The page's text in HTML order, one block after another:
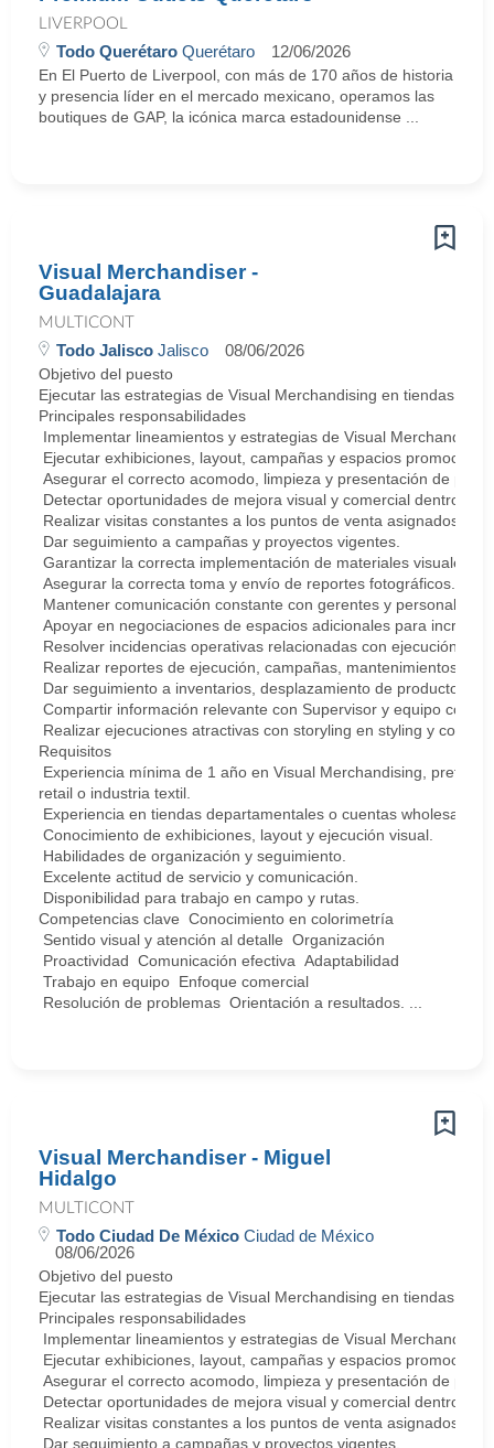
LIVERPOOL
Todo Querétaro Querétaro 12/06/2026
En El Puerto de Liverpool, con más de 170 años de historia
y presencia líder en el mercado mexicano, operamos las
boutiques de GAP, la icónica marca estadounidense ...
Visual Merchandiser -
Guadalajara
MULTICONT
Todo Jalisco Jalisco 08/06/2026
Objetivo del puesto
Ejecutar las estrategias de Visual Merchandising en tiendas
Principales responsabilidades
Implementar lineamientos y estrategias de Visual
Ejecutar exhibiciones, layout, campañas y espacios
Asegurar el correcto acomodo, limpieza y presentación de
Detectar oportunidades de mejora visual y comercial dentro de
Realizar visitas constantes a los puntos de venta asignados.
Dar seguimiento a campañas y proyectos vigentes.
Garantizar la correcta implementación de materiales visuales
Asegurar la correcta toma y envío de reportes fotográficos.
Mantener comunicación constante con gerentes y personal de
Apoyar en negociaciones de espacios adicionales para
Resolver incidencias operativas relacionadas con ejecución
Realizar reportes de ejecución, campañas, mantenimientos,
Dar seguimiento a inventarios, desplazamiento de producto y
Compartir información relevante con Supervisor y equipo
Realizar ejecuciones atractivas con storyling en styling y
Requisitos
Experiencia mínima de 1 año en Visual Merchandising,
retail o industria textil.
Experiencia en tiendas departamentales o cuentas wholesale.
Conocimiento de exhibiciones, layout y ejecución visual.
Habilidades de organización y seguimiento.
Excelente actitud de servicio y comunicación.
Disponibilidad para trabajo en campo y rutas.
Competencias clave Conocimiento en colorimetría
Sentido visual y atención al detalle Organización
Proactividad Comunicación efectiva Adaptabilidad
Trabajo en equipo Enfoque comercial
Resolución de problemas Orientación a resultados. ...
Visual Merchandiser - Miguel
Hidalgo
MULTICONT
Todo Ciudad De México Ciudad de México
08/06/2026
Objetivo del puesto
Ejecutar las estrategias de Visual Merchandising en tiendas
Principales responsabilidades
Implementar lineamientos y estrategias de Visual
Ejecutar exhibiciones, layout, campañas y espacios
Asegurar el correcto acomodo, limpieza y presentación de
Detectar oportunidades de mejora visual y comercial dentro de
Realizar visitas constantes a los puntos de venta asignados.
Dar seguimiento a campañas y proyectos vigentes.